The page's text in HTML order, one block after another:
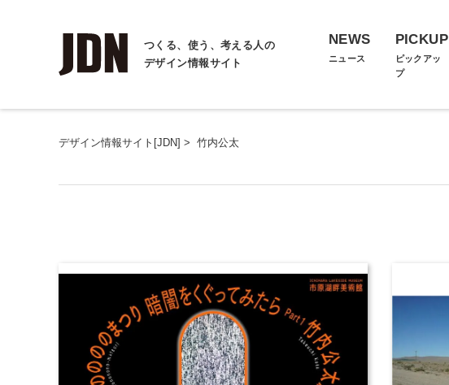
つくる、使う、考える人の
デザイン情報サイト
NEWS
ニュース
PICKUP
ピックアッ
プ
デザイン情報サイト[JDN] > 竹内公太